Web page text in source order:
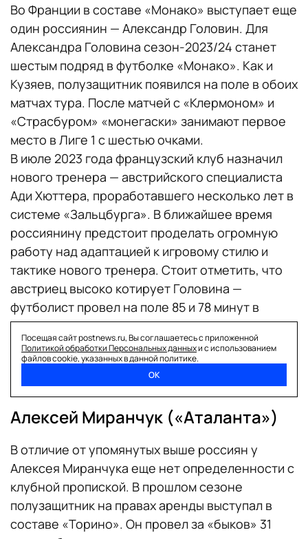
Во Франции в составе «Монако» выступает еще
один россиянин — Александр Головин. Для
Александра Головина сезон-2023/24 станет
шестым подряд в футболке «Монако». Как и
Кузяев, полузащитник появился на поле в обоих
матчах тура. После матчей с «Клермоном» и
«Страсбуром» «монегаски» занимают первое
место в Лиге 1 с шестью очками.
В июле 2023 года французский клуб назначил
нового тренера — австрийского специалиста
Ади Хюттера, проработавшего несколько лет в
системе «Зальцбурга». В ближайшее время
россиянину предстоит проделать огромную
работу над адаптацией к игровому стилю и
тактике нового тренера. Стоит отметить, что
австриец высоко котирует Головина —
футболист провел на поле 85 и 78 минут в
первых двух турах, соответственно. К
сожалению, голевыми действиями россиянин
отметиться не сумел.
Алексей Миранчук («Аталанта»)
В отличие от упомянутых выше россиян у
Алексея Миранчука еще нет определенности с
клубной пропиской. В прошлом сезоне
полузащитник на правах аренды выступал в
составе «Торино». Он провел за «быков» 31
Посещая сайт postnews.ru, Вы соглашаетесь с приложенной
Политикой обработки Персональных данныхи с использованием
файлов cookie, указанных в данной политике.
ОК